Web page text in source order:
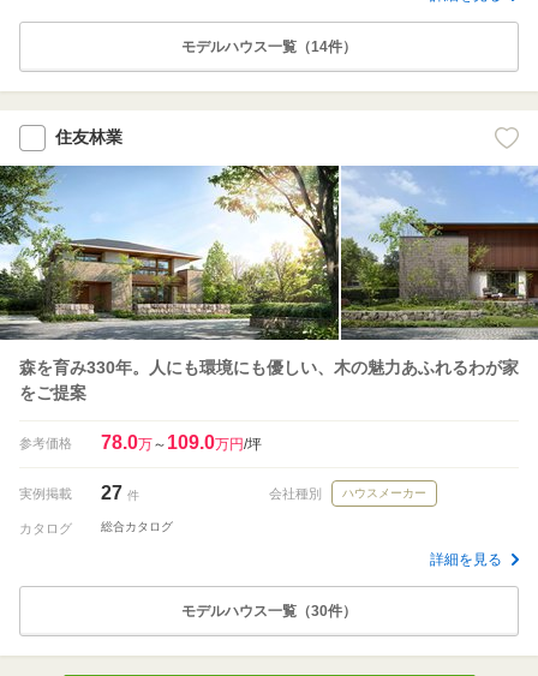
モデルハウス一覧（14件）
住友林業
森を育み330年。人にも環境にも優しい、木の魅力あふれるわが家
をご提案
参考価格 78.0万～ 109.0万円/坪
実例掲載 27 件 会社種別 ハウスメーカー
カタログ 総合カタログ
詳細を見る
モデルハウス一覧（30件）